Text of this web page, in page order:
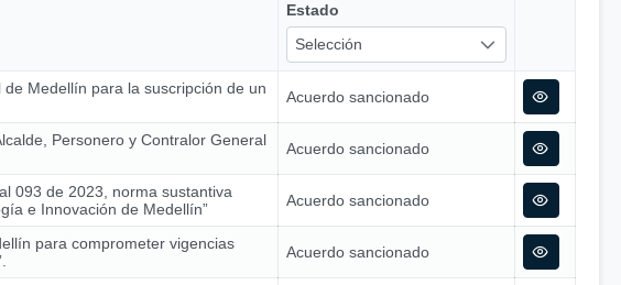
Estado
Selección
Medellín para la suscripción de un
Acuerdo sancionado
Personero y Contralor General
Acuerdo sancionado
093 de 2023, norma sustantiva
e Innovación de Medellín”
Acuerdo sancionado
para comprometer vigencias
Acuerdo sancionado